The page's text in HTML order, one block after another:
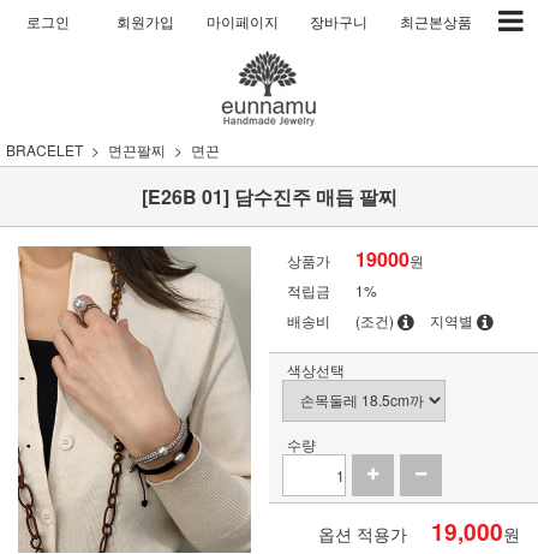
로그인 회원가입 마이페이지 장바구니 최근본상품
BRACELET 면끈팔찌 면끈
[E26B 01] 담수진주 매듭 팔찌
상품가 19000원
적립금
1%
배송비
(조건) 지역별
색상선택
수량
옵션 적용가 19,000원